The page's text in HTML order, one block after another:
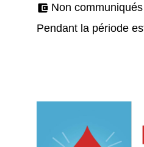
account_balance_wallet Non communiqués
Pendant la période